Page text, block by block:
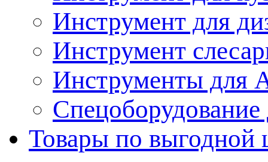
Инструмент для
Инструмент
Инструменты
Спецоборудование
Товары по выгодной